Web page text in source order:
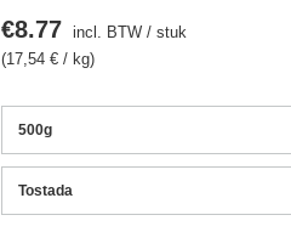
500g
Tostada
€8.77 incl. BTW /stuk
(17,54 € / kg)